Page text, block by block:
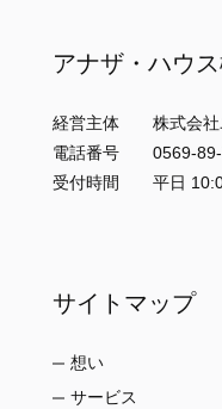
アナザ・ハウ
経営主体 株式会社
電話番号 0569-89-
受付時間 平日
サイトマップ
想い
サービス